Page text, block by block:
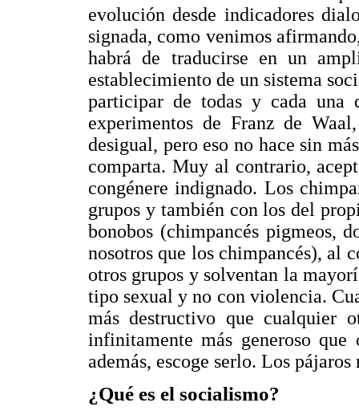
evolución desde indicadores
signada, como venimos
habrá de traducirse en un
establecimiento de un sistema
participar de todas y cada
experimentos de Franz de
desigual, pero eso no hace sin
comparta. Muy al contrario,
congénere indignado. Los
grupos y también con los del
bonobos (chimpancés pigmeos,
nosotros que los chimpancés), al
otros grupos y solventan la
tipo sexual y no con violencia.
más destructivo que cualquier
infinitamente más generoso
además, escoge serlo. Los pájaros
¿Qué es el socialismo?